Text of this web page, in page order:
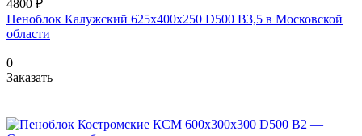
4800 ₽
Пеноблок Калужский 625х400х250 D500 В3,5 в Московской
области
0
Заказать